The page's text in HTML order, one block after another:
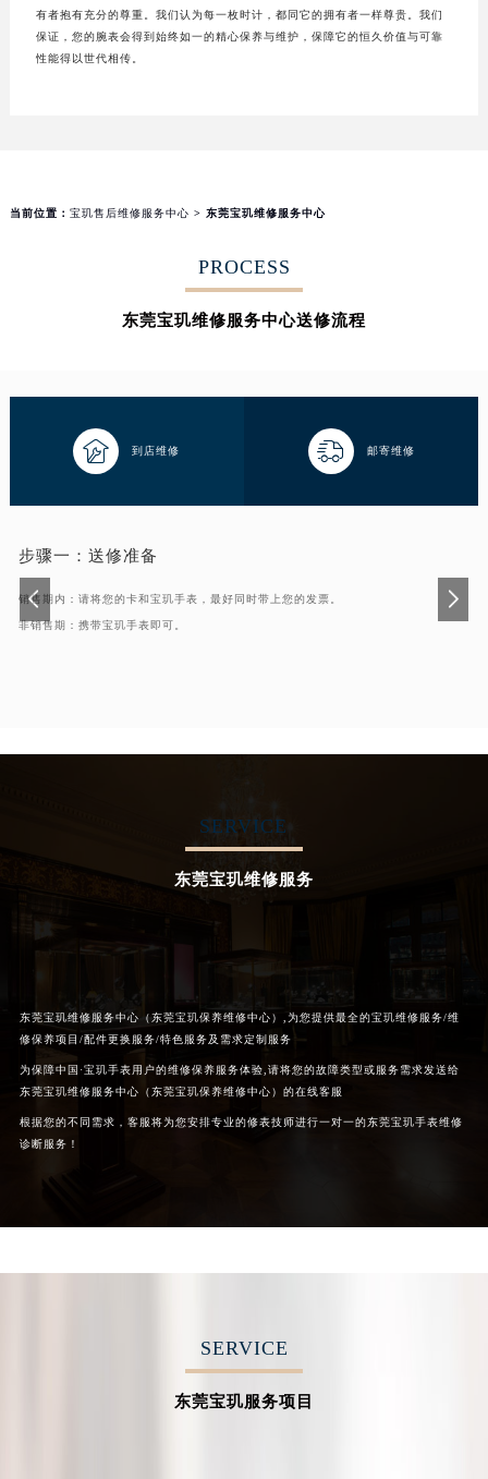
有者抱有充分的尊重。我们认为每一枚时计，都同它的拥有者一样尊贵。我们
保证，您的腕表会得到始终如一的精心保养与维护，保障它的恒久价值与可靠
性能得以世代相传。
当前位置： 宝玑售后维修服务中心 > 东莞宝玑维修服务中心
PROCESS
东莞宝玑维修服务中心送修流程
 到店维修  邮寄维修
步骤一： 送修准备
销售期内：请将您的卡和宝玑手表，最好同时带上您的发票。
非销售期：携带宝玑手表即可。
SERVICE
东莞宝玑维修服务
东莞宝玑维修服务中心（东莞宝玑保养维修中心）,为您提供最全的宝玑维修服务/维
修保养项目/配件更换服务/特色服务及需求定制服务
为保障中国·宝玑手表用户的维修保养服务体验,请将您的故障类型或服务需求发送给
东莞宝玑维修服务中心（东莞宝玑保养维修中心）的在线客服
根据您的不同需求，客服将为您安排专业的修表技师进行一对一的东莞宝玑手表维修
诊断服务！
SERVICE
东莞宝玑服务项目